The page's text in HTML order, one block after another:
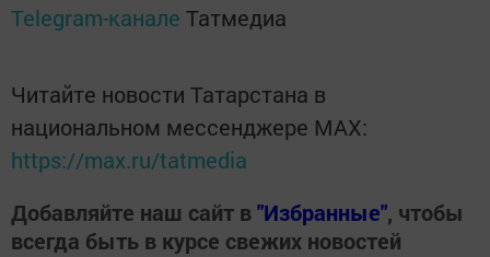
Telegram-канале Татмедиа
Читайте новости Татарстана в
национальном мессенджере MАХ:
https://max.ru/tatmedia
Добавляйте наш сайт в"Избранные", чтобы
всегда быть в курсе свежих новостей